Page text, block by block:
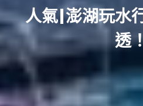
人氣|澎湖玩水
透